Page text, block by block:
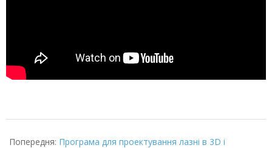
03-
Попередня: Програма для проектування лазні в 3D і